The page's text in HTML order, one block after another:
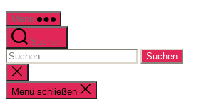
Menü
Suchen
Suchen
nach:
Suche
schließen
Menü schließen